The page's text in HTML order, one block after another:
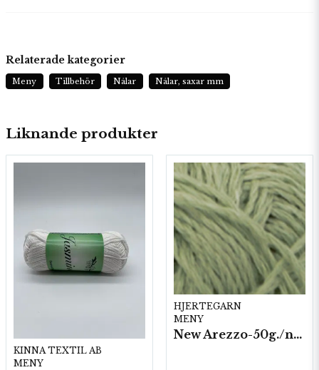
Liknande produkter
KINNA TEXTIL AB
MENY
HJERTEGARN
MENY
New Arezzo-50g./nyst. 10 st/fp.
Relaterade kategorier
Meny Tillbehör Nålar Nålar, saxar mm